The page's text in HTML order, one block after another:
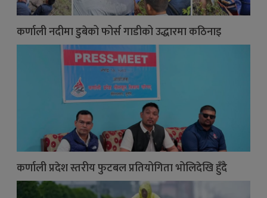
कर्णाली नदीमा डुबेको फोर्स गाडीको उद्धारमा कठिनाइ
कर्णाली प्रदेश स्तरीय फुटबल प्रतियोगिता भोलिदेखि हुँदै